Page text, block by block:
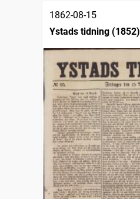
1862-08-15
Ystads tidning (1852)